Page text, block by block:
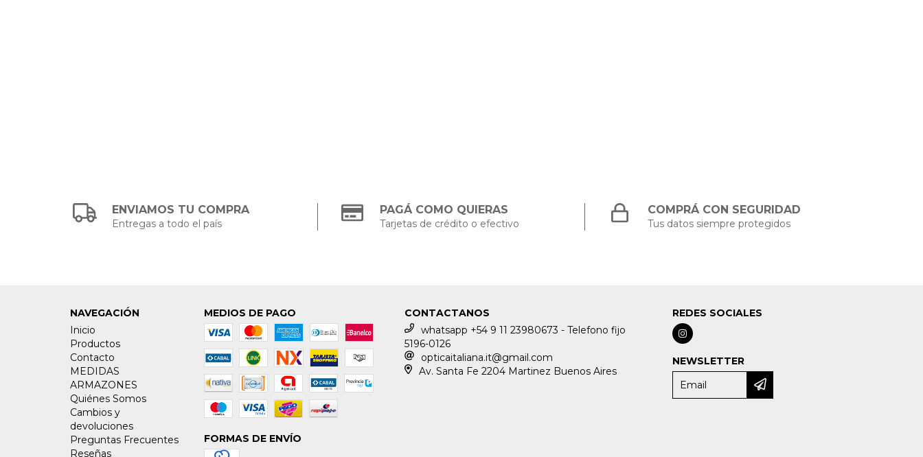
ENVIAMOS TU COMPRA
Entregas a todo el país
PAGÁ COMO QUIERAS
Tarjetas de crédito o efectivo
COMPRÁ CON SEGURIDAD
Tus datos siempre protegidos
NAVEGACIÓN
Inicio
Productos
Contacto
MEDIDAS
ARMAZONES
Quiénes Somos
Cambios y
devoluciones
Preguntas Frecuentes
Reseñas
MEDIOS DE PAGO
FORMAS DE ENVÍO
CONTACTANOS
whatsapp +54 9 11 23980673 - Telefono fijo
5196-0126
opticaitaliana.it@gmail.com
Av. Santa Fe 2204 Martinez Buenos Aires
REDES SOCIALES
NEWSLETTER